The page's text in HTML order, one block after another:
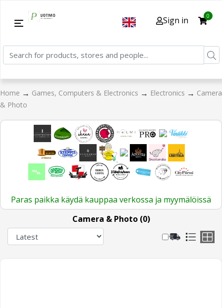
Sign in 0
Home → Games, Computers & Electronics → Electronics → Camera
& Photo
Paras paikka käydä kauppaa verkossa ja myymälöissä
Camera & Photo (0)